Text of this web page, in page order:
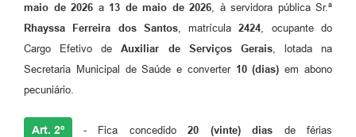
maio de 2026 a13 de maio de 2026 , à servidora pública Sr.ª
Rhayssa Ferreira dos Santos, matrícula2424 , ocupante do
Cargo Efetivo de Auxiliar de Serviços Gerais, lotada na
Secretaria Municipal de Saúde e converter 10 (dias)em abono
pecuniário.
Art. 2º - Fica concedido20 (vinte) dias de férias